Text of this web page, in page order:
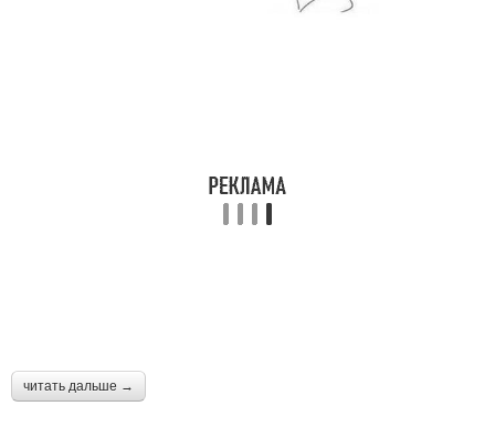
читать дальше →